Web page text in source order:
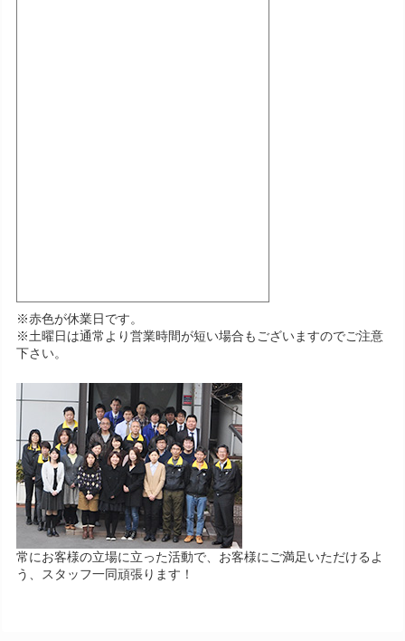
※赤色が休業日です。
※土曜日は通常より営業時間が短い場合もございますのでご注意
下さい。
常にお客様の立場に立った活動で、お客様にご満足いただけるよ
う、スタッフ一同頑張ります！